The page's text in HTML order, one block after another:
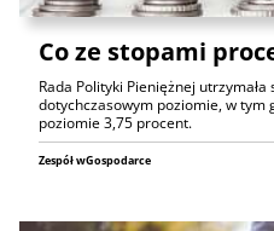
Co ze stopami
Rada Polityki Pieniężnej
dotychczasowym poziomie, w tym
poziomie 3,75 procent.
Zespół wGospodarce